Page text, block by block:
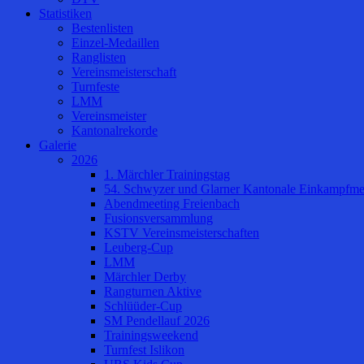
Statistiken
Bestenlisten
Einzel-Medaillen
Ranglisten
Vereinsmeisterschaft
Turnfeste
LMM
Vereinsmeister
Kantonalrekorde
Galerie
2026
1. Märchler Trainingstag
54. Schwyzer und Glarner Kantonale
Abendmeeting Freienbach
Fusionsversammlung
KSTV Vereinsmeisterschaften
Leuberg-Cup
LMM
Märchler Derby
Rangturnen Aktive
Schlüüder-Cup
SM Pendellauf 2026
Trainingsweekend
Turnfest Islikon